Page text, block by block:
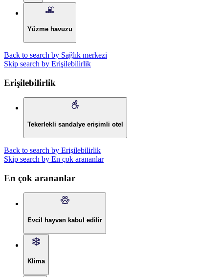
Yüzme havuzu
Back to search by Sağlık merkezi
Skip search by Erişilebilirlik
Erişilebilirlik
Tekerlekli sandalye erişimli otel
Back to search by Erişilebilirlik
Skip search by En çok arananlar
En çok arananlar
Evcil hayvan kabul edilir
Klima